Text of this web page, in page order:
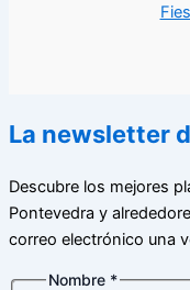
La newsletter
Descubre los mejores
Pontevedra y
correo electrónico una
Nombre *